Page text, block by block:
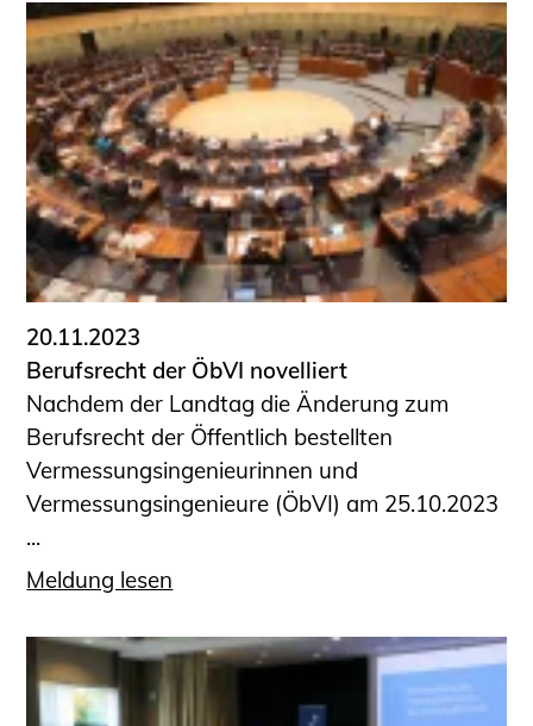
20.11.2023
Berufsrecht der ÖbVI novelliert
Nachdem der Landtag die Änderung zum
Berufsrecht der Öffentlich bestellten
Vermessungsingenieurinnen und
Vermessungsingenieure (ÖbVI) am 25.10.2023
...
Meldung lesen